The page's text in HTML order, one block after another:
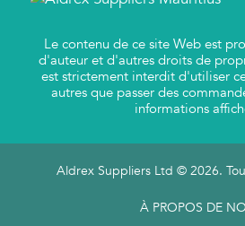
Le contenu de ce site Web est
d'auteur et d'autres droits de
est strictement interdit d'utiliser
autres que passer des
informations
Aldrex Suppliers Ltd © 2026.
À PROPOS DE